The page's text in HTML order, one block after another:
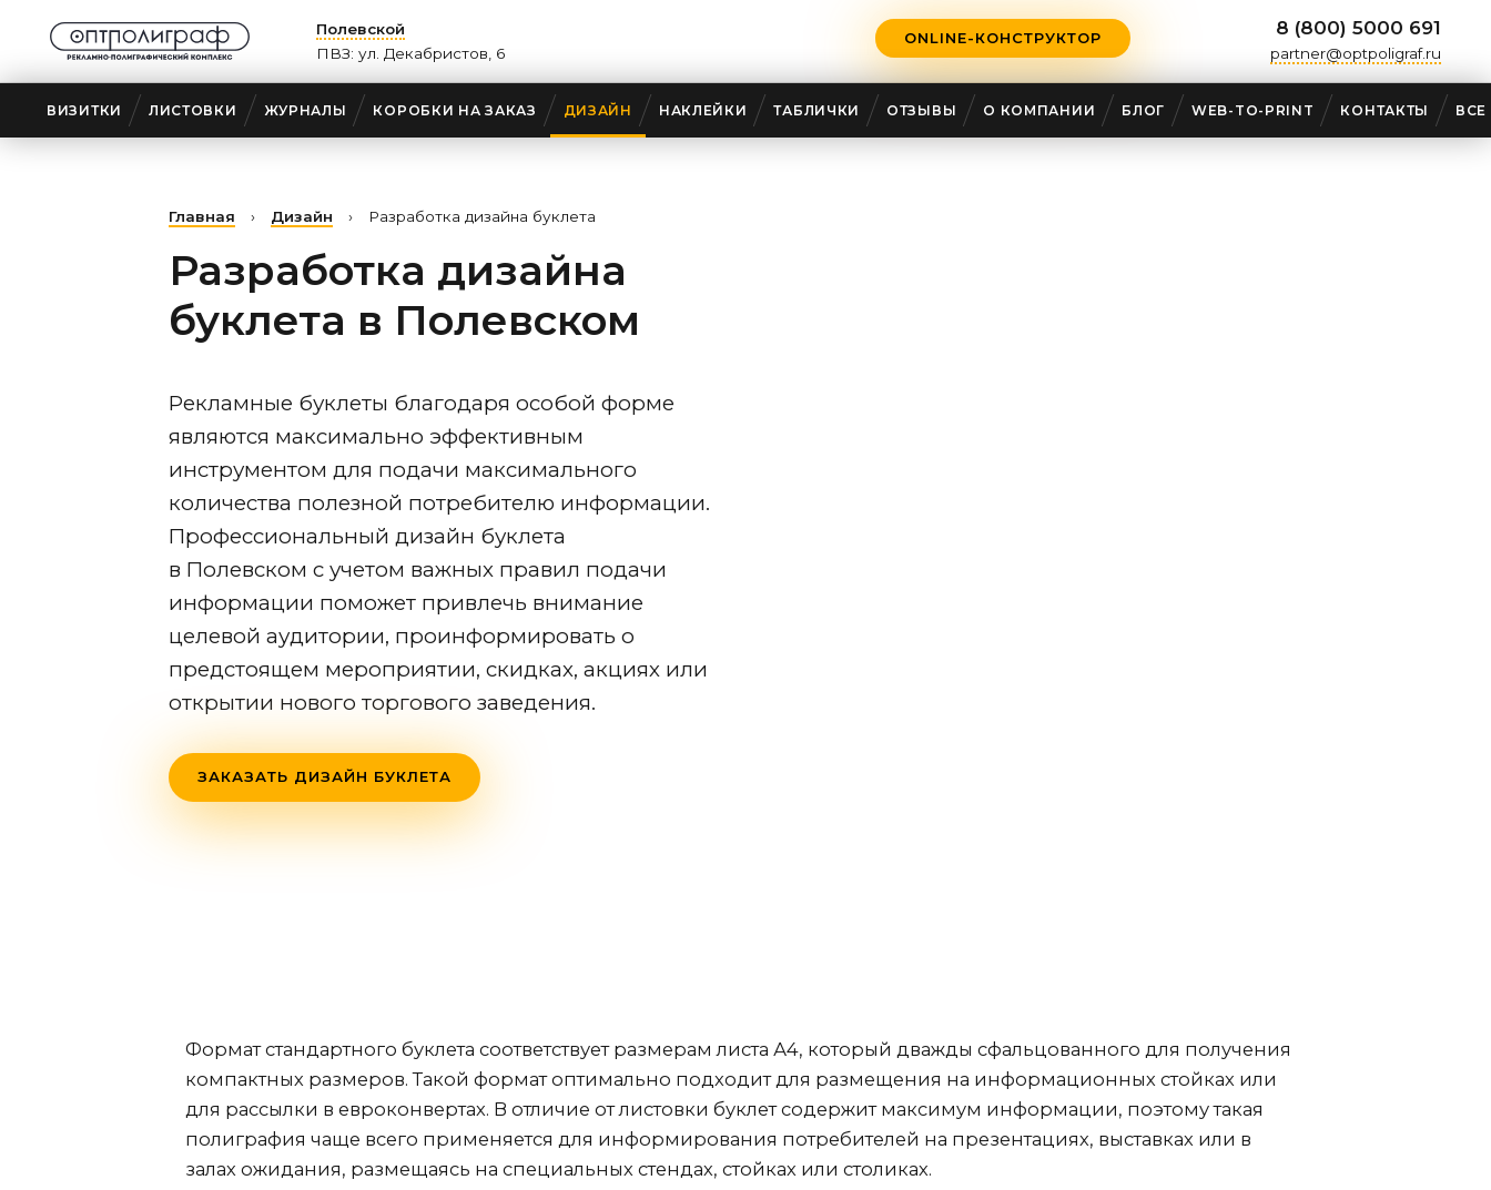
Полевской
ПВЗ: ул. Декабристов, 6
ONLINE-КОНСТРУКТОР 8 (800) 5000 691
partner@optpoligraf.ru
ВИЗИТКИ ЛИСТОВКИ ЖУРНАЛЫ КОРОБКИ НА ЗАКАЗ ДИЗАЙН НАКЛЕЙКИ ТАБЛИЧКИ ОТЗЫВЫ О КОМПАНИИ БЛОГ WEB-TO-PRINT КОНТАКТЫ ВСЕ
Главная › Дизайн › Разработка дизайна буклета
Разработка дизайна
буклета в Полевском
Рекламные буклеты благодаря особой форме
являются максимально эффективным
инструментом для подачи максимального
количества полезной потребителю информации.
Профессиональный дизайн буклета
в Полевском с учетом важных правил подачи
информации поможет привлечь внимание
целевой аудитории, проинформировать о
предстоящем мероприятии, скидках, акциях или
открытии нового торгового заведения.
ЗАКАЗАТЬ ДИЗАЙН БУКЛЕТА
Формат стандартного буклета соответствует размерам листа А4, который дважды сфальцованного для получения
компактных размеров. Такой формат оптимально подходит для размещения на информационных стойках или
для рассылки в евроконвертах. В отличие от листовки буклет содержит максимум информации, поэтому такая
полиграфия чаще всего применяется для информирования потребителей на презентациях, выставках или в
залах ожидания, размещаясь на специальных стендах, стойках или столиках.